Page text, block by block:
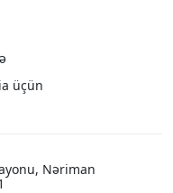
üçün
Nəriman